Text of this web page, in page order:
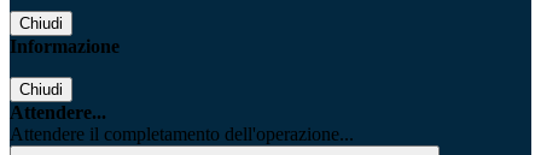
Chiudi
Informazione
Chiudi
Attendere...
Attendere il completamento dell'operazione...